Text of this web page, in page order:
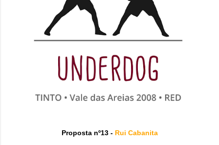
Proposta nº13 - Rui Cabanita